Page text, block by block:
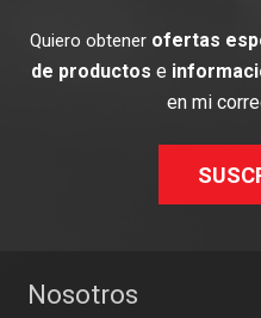
Quiero obtener ofertas
de productos e
en mi
Nosotros